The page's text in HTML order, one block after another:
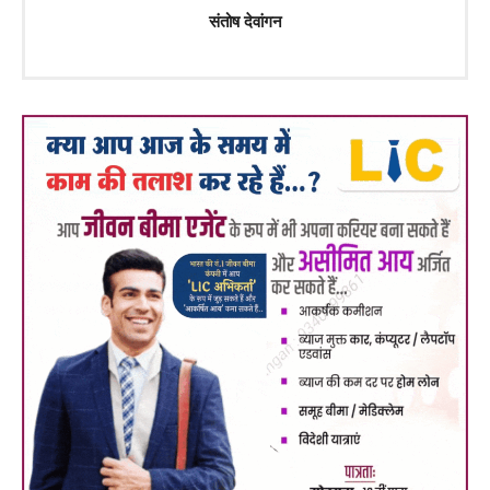
संतोष देवांगन